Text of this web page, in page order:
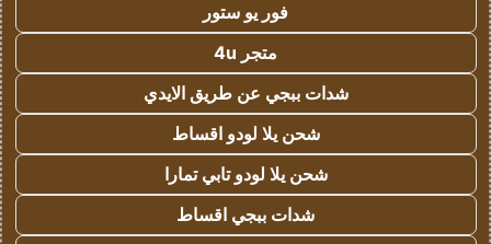
فور يو ستور
متجر 4u
شدات ببجي عن طريق الايدي
شحن يلا لودو اقساط
شحن يلا لودو تابي تمارا
شدات ببجي اقساط